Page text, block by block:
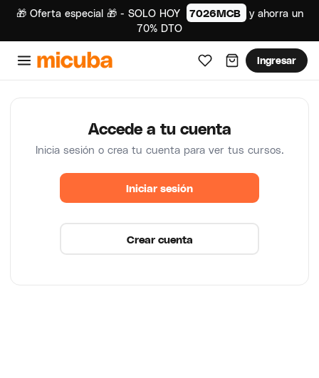
🎁 Oferta especial 🎁 - SOLO HOY 7026MCB
y ahorra un
70% DTO
Ingresar
Accede a tu cuenta
Inicia sesión o crea tu cuenta para ver tus cursos.
Iniciar sesión
Crear cuenta